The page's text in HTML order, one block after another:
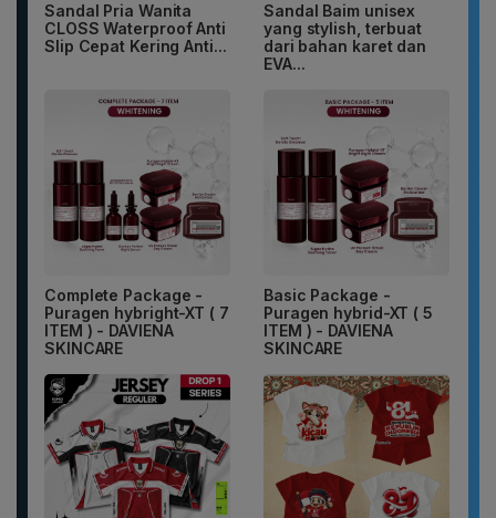
Sandal Pria Wanita
CLOSS Waterproof Anti
Slip Cepat Kering Anti...
Sandal Baim unisex
yang stylish, terbuat
dari bahan karet dan
EVA...
Complete Package -
Puragen hybright-XT ( 7
ITEM ) - DAVIENA
SKINCARE
Basic Package -
Puragen hybrid-XT ( 5
ITEM ) - DAVIENA
SKINCARE